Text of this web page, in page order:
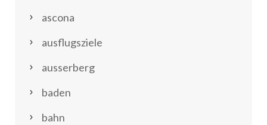
ascona
ausflugsziele
ausserberg
baden
bahn